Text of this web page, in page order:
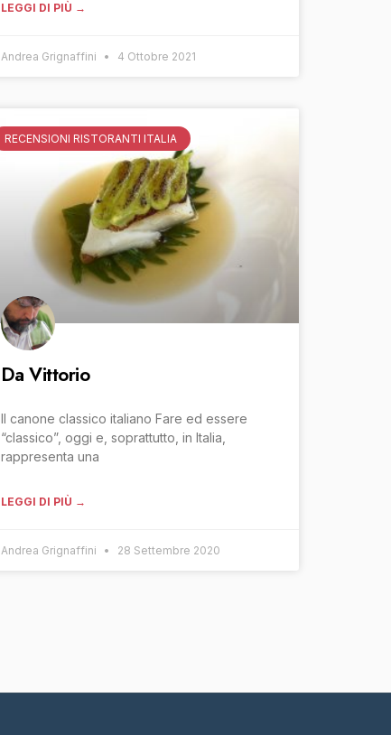
LEGGI DI PIÙ →
Andrea Grignaffini 4 Ottobre 2021
RECENSIONI RISTORANTI ITALIA
Da Vittorio
Il canone classico italiano Fare ed essere
“classico”, oggi e, soprattutto, in Italia,
rappresenta una
LEGGI DI PIÙ →
Andrea Grignaffini 28 Settembre 2020